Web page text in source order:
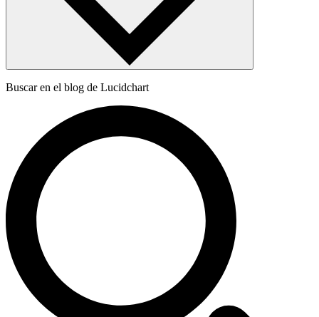
Buscar en el blog de Lucidchart